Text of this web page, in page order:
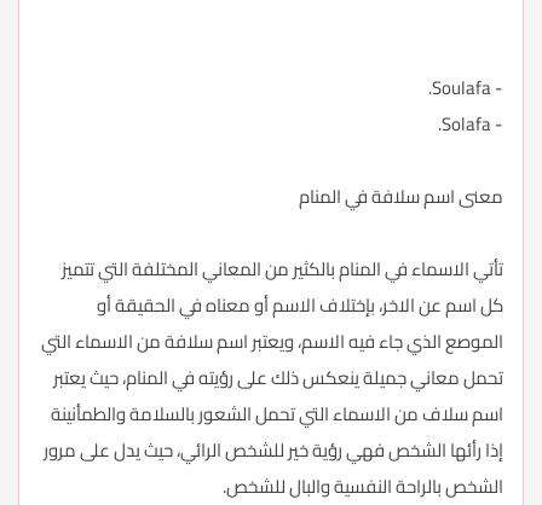
- Soulafa.
- Solafa.
معنى اسم سلافة في المنام
تأتي الاسماء في المنام بالكثير من المعاني المختلفة التي تتميز
كل اسم عن الاخر، بإختلاف الاسم أو معناه في الحقيقة أو
الموصع الذي جاء فيه الاسم، ويعتبر اسم سلافة من الاسماء التي
تحمل معاني جميلة ينعكس ذلك على رؤيته في المنام، حيث يعتبر
اسم سلاف من الاسماء التي تحمل الشعور بالسلامة والطمأنينة
إذا رأئها الشخص فهي رؤية خير للشخص الرائي، حيث يدل على مرور
الشخص بالراحة النفسية والبال للشخص.